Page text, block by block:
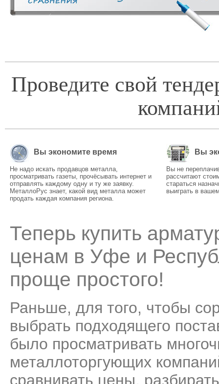
Проведите свой
Вы экономите время
Не надо искать продавцов металла,
просматривать газеты, прочёсывать интернет и
отправлять каждому одну и ту же заявку.
МеталлоРус знает, какой вид металла может
продать каждая компания региона.
Вы
Вы не
рассчитают
стараться
выиграть в
Теперь купить
ценам в Уфе и
проще простого!
Раньше, для того, чтобы
выбрать подходящего
было просматривать
металлоторгующих
сравнивать цены,